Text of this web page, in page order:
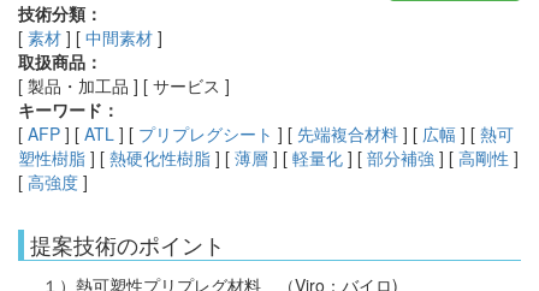
技術分類：
[ 素材 ] [ 中間素材 ]
取扱商品：
[ 製品・加工品 ] [ サービス ]
キーワード：
[ AFP ] [ ATL ] [ プリプレグシート ] [ 先端複合材料 ] [ 広幅 ] [ 熱可
塑性樹脂 ] [ 熱硬化性樹脂 ] [ 薄層 ] [ 軽量化 ] [ 部分補強 ] [ 高剛性 ]
[ 高強度 ]
提案技術のポイント
１）熱可塑性プリプレグ材料 （Viro：バイロ)